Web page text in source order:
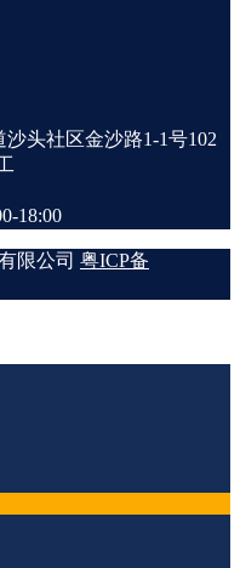
头社区金沙路1-1号102
18:00
限公司 粤ICP备